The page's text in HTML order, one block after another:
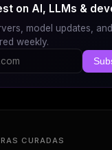
on AI, LLMs &
model updates,
weekly.
CURADAS